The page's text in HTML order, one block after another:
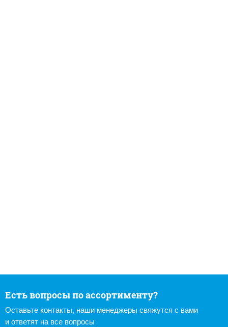
Есть вопросы по ассортименту?
Оставьте контакты, наши менеджеры свяжутся с вами
и ответят на все вопросы